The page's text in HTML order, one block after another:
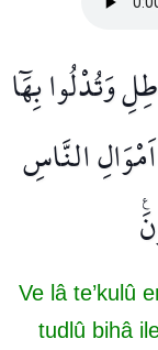
وَتُدْلُوا بِهَٓا
النَّاسِ
Ve lâ te’kulû
tudlû bihâ